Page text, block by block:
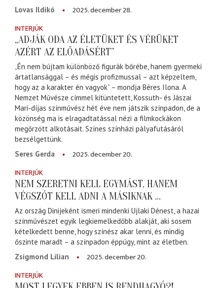
Lovas Ildikó
2025. december 28.
INTERJÚK
„ADJÁK ODA AZ ÉLETÜKET ÉS VÉRÜKET
AZÉRT AZ ELŐADÁSÉRT”
„Én nem bújtam különböző figurák bőrébe, hanem gyermeki
ártatlansággal – és mégis profizmussal – azt képzeltem,
hogy az a karakter én vagyok” – mondja Béres Ilona. A
Nemzet Művésze címmel kitüntetett, Kossuth- és Jászai
Mari-díjas színművész hét éve nem játszik színpadon, de a
közönség ma is elragadtatással nézi a filmkockákon
megőrzött alkotásait. Színes színházi pályafutásáról
bezsélgettünk.
Seres Gerda
2025. december 20.
INTERJÚK
NEM SZERETNI KELL EGYMÁST, HANEM
VÉGSZÓT KELL ADNI A MÁSIKNAK ...
Az ország Dinijeként ismeri mindenki Ujlaki Dénest, a hazai
színművészet egyik legkiemelkedőbb alakját, aki sosem
kételkedett benne, hogy színész akar lenni, és mindig
őszinte maradt – a színpadon éppúgy, mint az életben.
Zsigmond Lilian
2025. december 20.
INTERJÚK